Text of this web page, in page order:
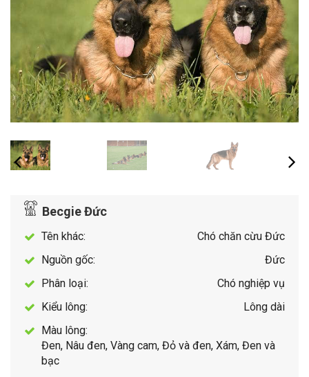
Becgie Đức
Tên khác:
Chó chăn cừu Đức
Nguồn gốc:
Đức
Phân loại:
Chó nghiệp vụ
Kiểu lông:
Lông dài
Màu lông:
Đen, Nâu đen, Vàng cam, Đỏ và đen, Xám, Đen và
bạc